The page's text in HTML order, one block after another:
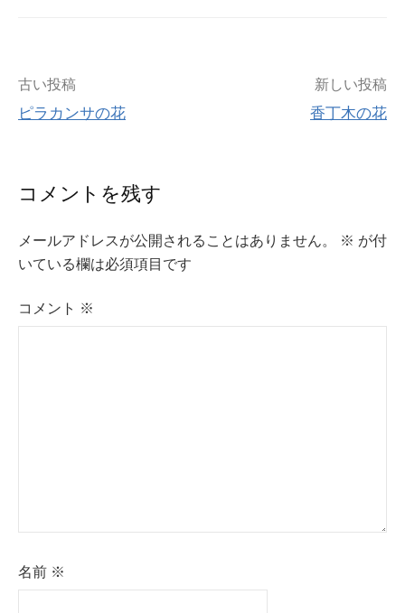
投
稿
ビ
ゲ
ー
シ
古い投稿
ピラカンサの花
新しい投稿
香丁木の花
コメントを残す
メールアドレスが公開されることはありません。 ※ が付
いている欄は必須項目です
コメント ※
名前 ※